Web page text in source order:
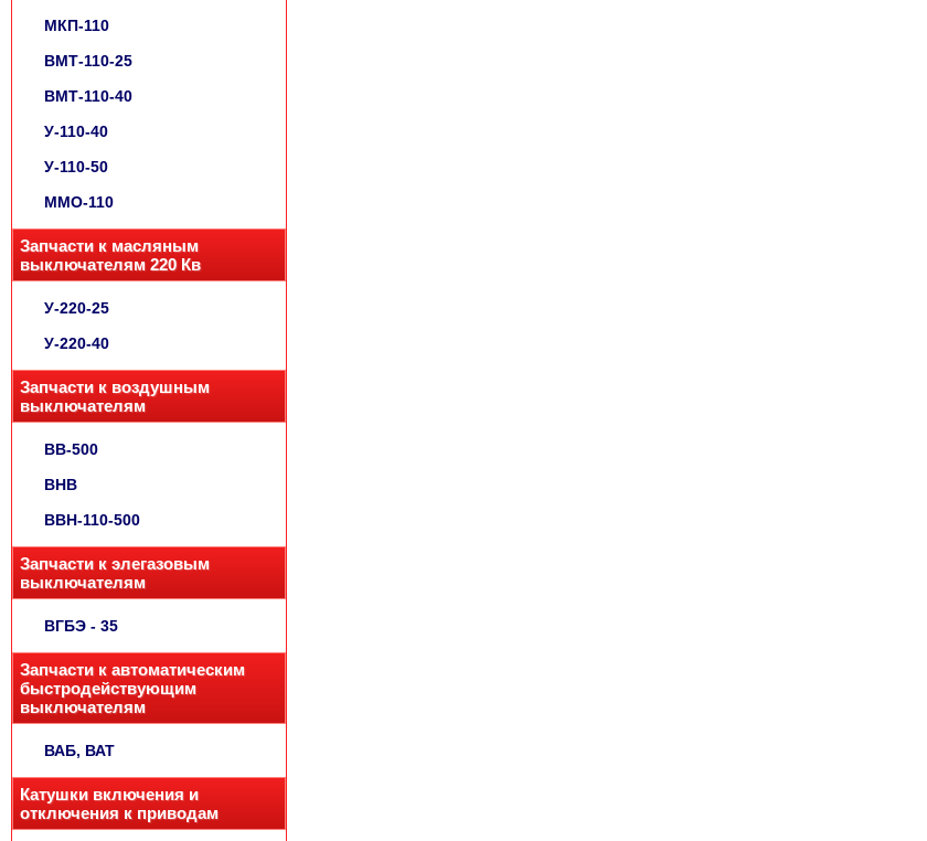
МКП-110
ВМТ-110-25
ВМТ-110-40
У-110-40
У-110-50
ММО-110
Запчасти к масляным
выключателям 220 Кв
У-220-25
У-220-40
Запчасти к воздушным
выключателям
ВВ-500
ВНВ
ВВН-110-500
Запчасти к элегазовым
выключателям
ВГБЭ - 35
Запчасти к автоматическим
быстродействующим
выключателям
ВАБ, ВАТ
Катушки включения и
отключения к приводам